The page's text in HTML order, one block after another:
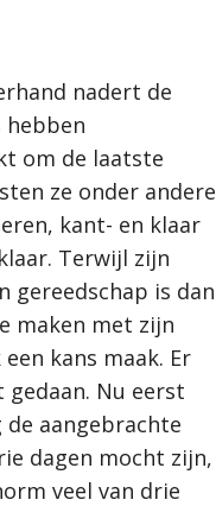
nadert de
hebben
om de laatste
ze onder andere
kant- en klaar
Terwijl zijn
gereedschap is dan
maken met zijn
kans maak. Er
Nu eerst
aangebrachte
dagen mocht zijn,
veel van drie